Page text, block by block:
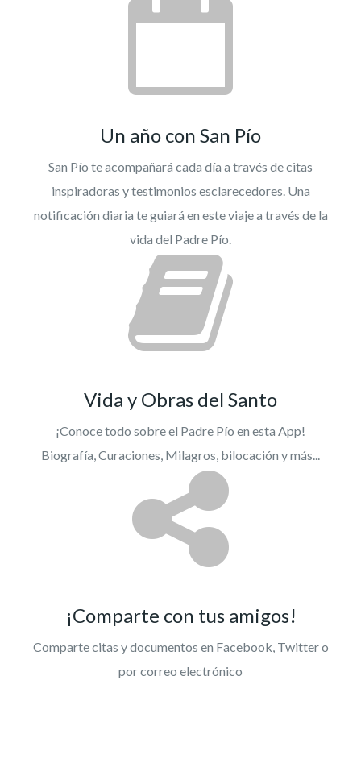
Un año con San Pío
San Pío te acompañará cada día a través de citas
inspiradoras y testimonios esclarecedores. Una
notificación diaria te guiará en este viaje a través de la
vida del Padre Pío.
Vida y Obras del Santo
¡Conoce todo sobre el Padre Pío en esta App!
Biografía, Curaciones, Milagros, bilocación y más...
¡Comparte con tus amigos!
Comparte citas y documentos en Facebook, Twitter o
por correo electrónico